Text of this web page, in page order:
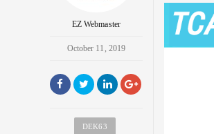
EZ Webmaster
October 11, 2019
DEK63